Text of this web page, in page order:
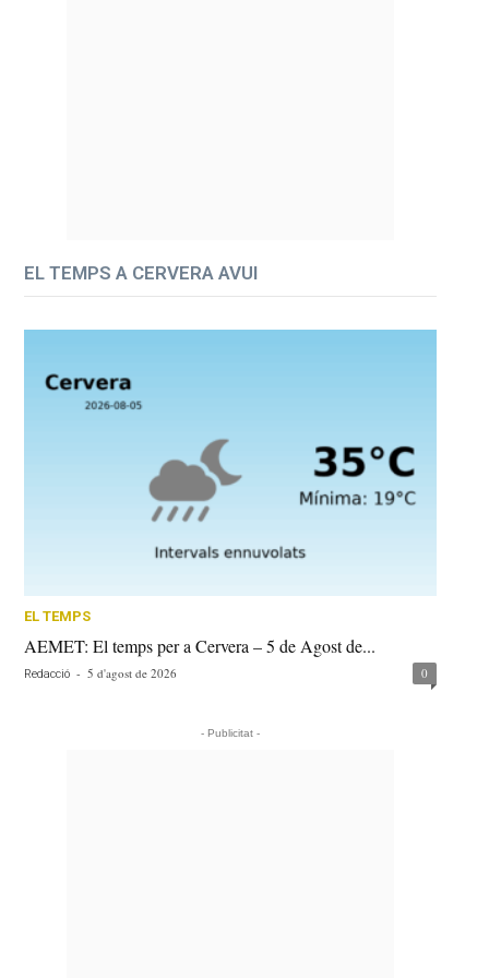
EL TEMPS A CERVERA AVUI
EL TEMPS
AEMET: El temps per a Cervera – 5 de Agost de...
Redacció - 5 d'agost de 2026 0
- Publicitat -